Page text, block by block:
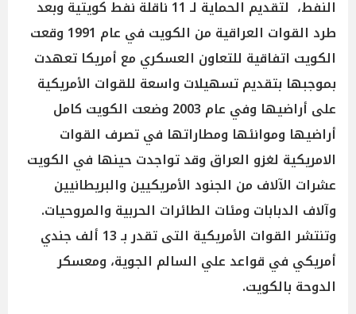
النفط، لتقديم الحماية لـ 11 ناقلة نفط كويتية وبعد
طرد القوات العراقية من الكويت في عام 1991 وقعت
الكويت اتفاقية للتعاون العسكري مع أمريكا تعهدت
بموجبها بتقديم تسهيلات واسعة للقوات الأمريكية
على أراضيها وفي عام 2003 وضعت الكويت كامل
أراضيها وموانئها ومطاراتها في تصرف القوات
الامريكية لغزو العراق وقد تواجدت حينها في الكويت
عشرات الآلاف من الجنود الأمريكيين والبريطانيين
وآلاف الدبابات ومئات الطائرات الحربية والمروحيات.
وتنتشر القوات الأمريكية التى تقدر بـ 13 ألف جندي
أمريكي في قواعد علي السالم الجوية، ومعسكر
الدوحة بالكويت.